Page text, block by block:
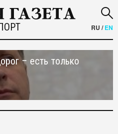
RU /EN
– есть только